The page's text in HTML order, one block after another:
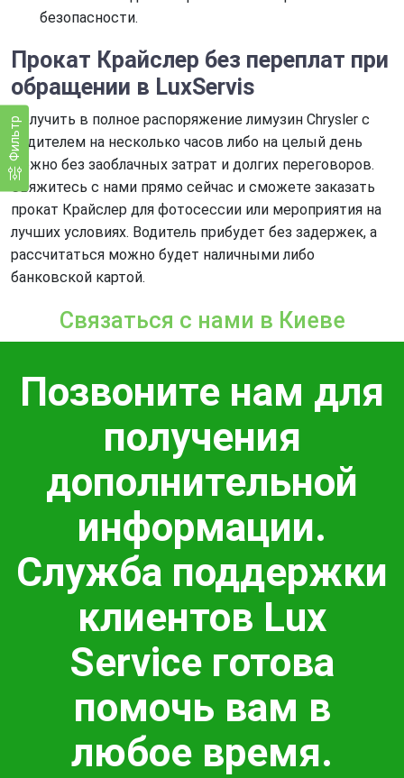
Фильтр
безопасности.
Прокат Крайслер без переплат при
обращении в LuxServis
Получить в полное распоряжение лимузин Chrysler с
водителем на несколько часов либо на целый день
можно без заоблачных затрат и долгих переговоров.
Свяжитесь с нами прямо сейчас и сможете заказать
прокат Крайслер для фотосессии или мероприятия на
лучших условиях. Водитель прибудет без задержек, а
рассчитаться можно будет наличными либо
банковской картой.
Связаться с нами в Киеве
Позвоните нам для
получения
дополнительной
информации.
Служба поддержки
клиентов Lux
Service готова
помочь вам в
любое время.